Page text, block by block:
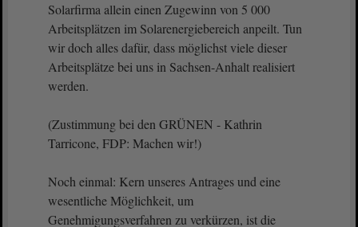
Solarfirma allein einen Zugewinn von 5 000
Arbeitsplätzen im Solarenergiebereich anpeilt. Tun
wir doch alles dafür, dass möglichst viele dieser
Arbeitsplätze bei uns in Sachsen-Anhalt realisiert
werden.
(Zustimmung bei den GRÜNEN - Kathrin
Tarricone, FDP: Machen wir!)
Noch einmal: Kern unseres Antrages und eine
wesentliche Möglichkeit, um
Genehmigungsverfahren zu verkürzen, ist die